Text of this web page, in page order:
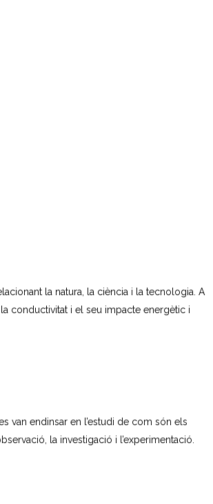
la natura, la ciència i la tecnologia. A
conductivitat i el seu impacte energètic i
van endinsar en l’estudi de com són els
la investigació i l’experimentació.